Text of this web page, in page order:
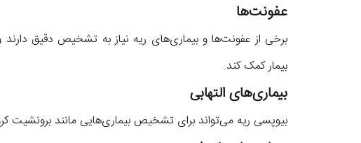
عفونت‌ها
برخی از عفونت‌ها و بیماری‌های ریه نیاز به تشخیص دقیق
بیمار کمک کند.
بیماری‌های التهابی
بیوپسی ریه می‌تواند برای تشخیص بیماری‌هایی مانند برونشیت